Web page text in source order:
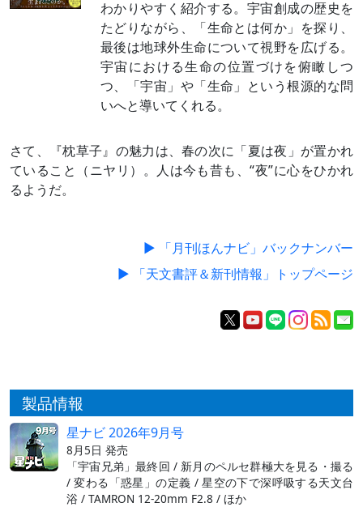
わかりやすく紹介する。宇宙創成の歴史を
たどりながら、「生命とは何か」を探り、
最後は地球外生命について視野を広げる。
宇宙における生命の位置づけを俯瞰しつ
つ、「宇宙」や「生命」という根源的な問
いへと導いてくれる。
さて、『枕草子』の魅力は、春の次に「夏は夜」が置かれ
ていること（ニヤリ）。人は今も昔も、“夜”に心をひかれ
るようだ。
▶ 「月刊ほんナビ」バックナンバー
▶ 「天文書評＆新刊情報」トップページ
製品情報
星ナビ 2026年9月号
8月5日 発売
「宇宙兄弟」最終回 / 新月のペルセ群極大を見る・撮る
/ 変わる「惑星」の定義 / 星空の下で深呼吸する天文台
浴 / TAMRON 12-20mm F2.8 / ほか